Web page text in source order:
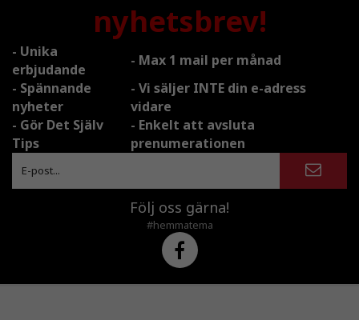
nyhetsbrev!
- Unika
erbjudande
- Max 1 mail per månad
- Spännande
nyheter
- Vi säljer INTE din e-adress
vidare
- Gör Det Själv
Tips
- Enkelt att avsluta
prenumerationen
Följ oss gärna!
#hemmatema